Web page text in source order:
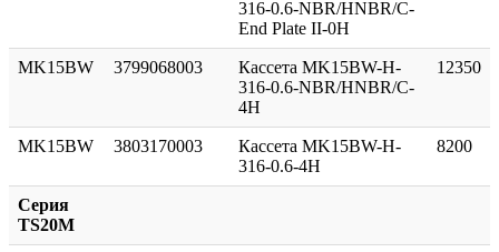
316-0.6-NBR/HNBR/C-
End Plate II-0H
MK15BW 3799068003
Кассета MK15BW-H-
316-0.6-NBR/HNBR/C-
4H
12350
MK15BW 3803170003
Кассета MK15BW-H-
316-0.6-4Н
8200
Серия
TS20M